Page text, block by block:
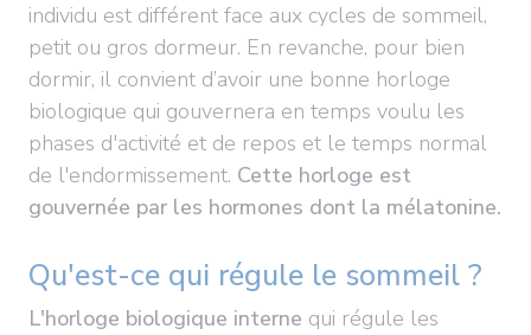
individu est différent face aux cycles de sommeil,
petit ou gros dormeur. En revanche, pour bien
dormir, il convient d’avoir une bonne horloge
biologique qui gouvernera en temps voulu les
phases d'activité et de repos et le temps normal
de l'endormissement. Cette horloge est
gouvernée par les hormones dont la mélatonine.
Qu'est-ce qui régule le sommeil ?
L'horloge biologique interne qui régule les